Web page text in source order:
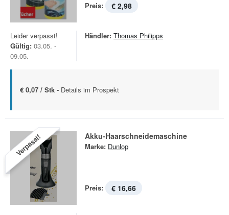
Preis: € 2,98
Leider verpasst!
Gültig: 03.05. -
09.05.
Händler: Thomas Philipps
€ 0,07 / Stk - Details im Prospekt
Verpasst! Akku-Haarschneidemaschine
Marke: Dunlop
Preis: € 16,66